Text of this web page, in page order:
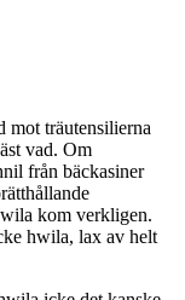
mot träutensilierna
vad. Om
från bäckasiner
kom verkligen.
hwila, lax av helt